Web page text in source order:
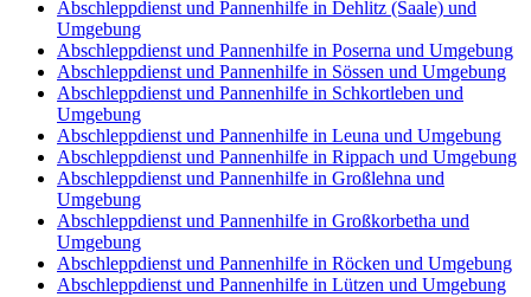
Abschleppdienst und Pannenhilfe in Dehlitz (Saale) und
Umgebung
Abschleppdienst und Pannenhilfe in Poserna und Umgebung
Abschleppdienst und Pannenhilfe in Sössen und Umgebung
Abschleppdienst und Pannenhilfe in Schkortleben und
Umgebung
Abschleppdienst und Pannenhilfe in Leuna und Umgebung
Abschleppdienst und Pannenhilfe in Rippach und Umgebung
Abschleppdienst und Pannenhilfe in Großlehna und
Umgebung
Abschleppdienst und Pannenhilfe in Großkorbetha und
Umgebung
Abschleppdienst und Pannenhilfe in Röcken und Umgebung
Abschleppdienst und Pannenhilfe in Lützen und Umgebung